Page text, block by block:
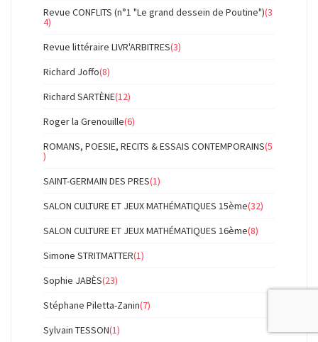
Revue CONFLITS (n°1 "Le grand dessein de Poutine")(3
4)
Revue littéraire LIVR'ARBITRES(3)
Richard Joffo(8)
Richard SARTÈNE(12)
Roger la Grenouille(6)
ROMANS, POESIE, RECITS & ESSAIS CONTEMPORAINS(5
)
SAINT-GERMAIN DES PRES(1)
SALON CULTURE ET JEUX MATHÉMATIQUES 15ème(32)
SALON CULTURE ET JEUX MATHÉMATIQUES 16ème(8)
Simone STRITMATTER(1)
Sophie JABÈS(23)
Stéphane Piletta-Zanin(7)
Sylvain TESSON(1)